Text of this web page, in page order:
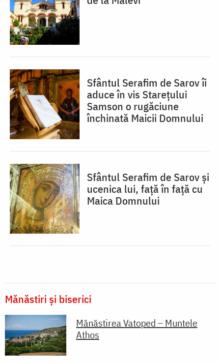
Sfântul Serafim de Sarov îi
aduce în vis Starețului
Samson o rugăciune
închinată Maicii Domnului
Sfântul Serafim de Sarov și
ucenica lui, față în față cu
Maica Domnului
Mănăstiri și biserici
Mănăstirea Vatoped – Muntele
Athos